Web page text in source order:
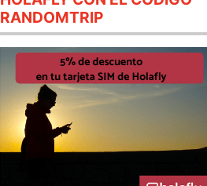
RANDOMTRIP